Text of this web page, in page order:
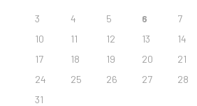
3
4 5 6 7
10
11 12 13 14
17
18 19 20 21
24
25 26 27 28
31